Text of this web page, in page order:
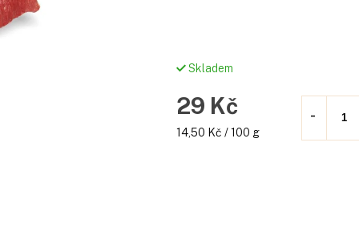
Skladem
29 Kč
Měrná
14,50 Kč / 100 g